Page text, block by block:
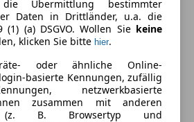
Übermittlung bestimmter
Daten in Drittländer, u.a. die
(a) DSGVO. Wollen Sie keine
klicken Sie bitte hier.
oder ähnliche Online-
basierte Kennungen, zufällig
netzwerkbasierte
zusammen mit anderen
(z. B. Browsertyp und